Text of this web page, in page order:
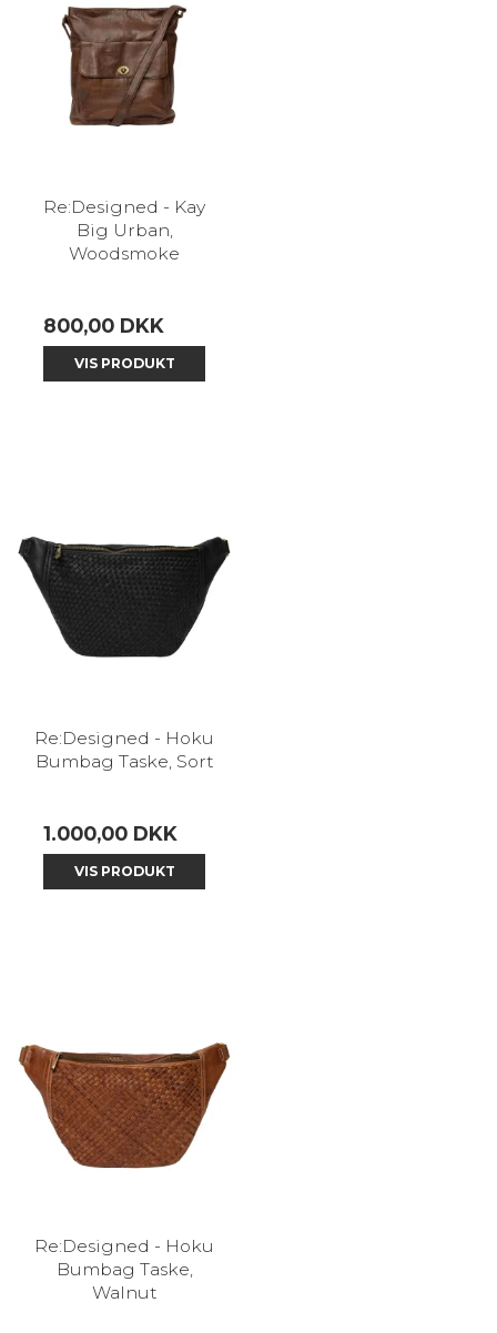
Re:Designed - Kay
Big Urban,
Woodsmoke
800,00 DKK
VIS PRODUKT
Re:Designed - Hoku
Bumbag Taske, Sort
1.000,00 DKK
VIS PRODUKT
Re:Designed - Hoku
Bumbag Taske,
Walnut